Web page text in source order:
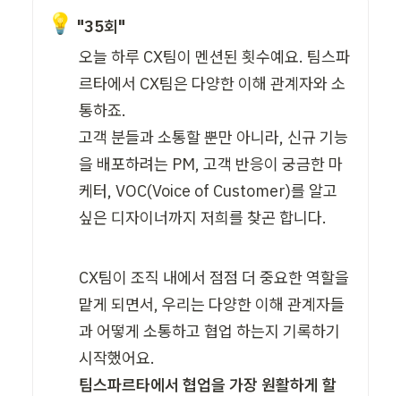
💡 "35회"
오늘 하루 CX팀이 멘션된 횟수예요. 팀스파
르타에서 CX팀은 다양한 이해 관계자와 소
통하죠.
고객 분들과 소통할 뿐만 아니라, 신규 기능
을 배포하려는 PM, 고객 반응이 궁금한 마
케터, VOC(Voice of Customer)를 알고
싶은 디자이너까지 저희를 찾곤 합니다.
CX팀이 조직 내에서 점점 더 중요한 역할을
맡게 되면서, 우리는 다양한 이해 관계자들
과 어떻게 소통하고 협업 하는지 기록하기
팀스파르타에서 협업을 가장 원활하게 할